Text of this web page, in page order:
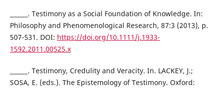
______. Testimony as a Social Foundation of Knowledge. In:
Philosophy and Phenomenological Research, 87:3 (2013), p.
507-531. DOI: https://doi.org/10.1111/j.1933-
1592.2011.00525.x
______. Testimony, Credulity and Veracity. In. LACKEY, J.;
SOSA, E. (eds.). The Epistemology of Testimony. Oxford: